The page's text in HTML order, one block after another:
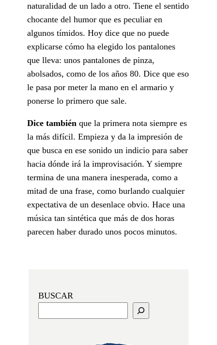
naturalidad de un lado a otro. Tiene el sentido
chocante del humor que es peculiar en
algunos tímidos. Hoy dice que no puede
explicarse cómo ha elegido los pantalones
que lleva: unos pantalones de pinza,
abolsados, como de los años 80. Dice que eso
le pasa por meter la mano en el armario y
ponerse lo primero que sale.
Dice también que la primera nota siempre es
la más difícil. Empieza y da la impresión de
que busca en ese sonido un indicio para saber
hacia dónde irá la improvisación. Y siempre
termina de una manera inesperada, como a
mitad de una frase, como burlando cualquier
expectativa de un desenlace obvio. Hace una
música tan sintética que más de dos horas
parecen haber durado unos pocos minutos.
BUSCAR